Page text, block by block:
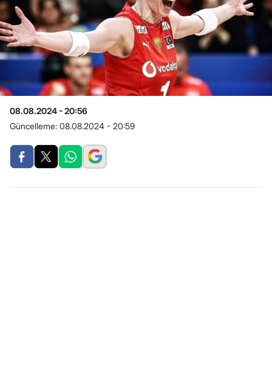
08.08.2024 - 20:56
Güncelleme: 08.08.2024 - 20:59